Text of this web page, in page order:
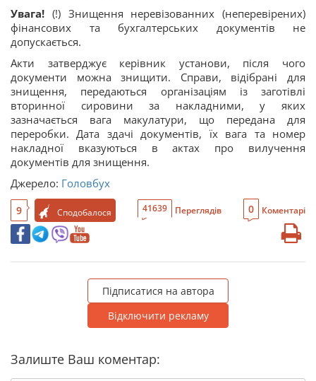
Увага! (!) Знищення неревізованних (неперевірених)
фінансових та бухгалтерських документів не
допускається.
Акти затверджує керівник установи, після чого
документи можна знищити. Справи, відібрані для
знищення, передаються організаціям із заготівлі
вторинної сировини за накладними, у яких
зазначається вага макулатури, що передана для
переробки. Дата здачі документів, їх вага та номер
накладної вказуються в актах про вилучення
документів для знищення.
Джерело: Головбух
9 Сподобалося 41639 Переглядів 0 Коментарі
Підписатися на автора
Відключити рекламу
Залиште Ваш коментар: